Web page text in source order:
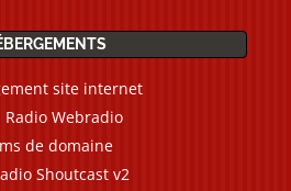
site internet
Radio Webradio
de domaine
Shoutcast v2